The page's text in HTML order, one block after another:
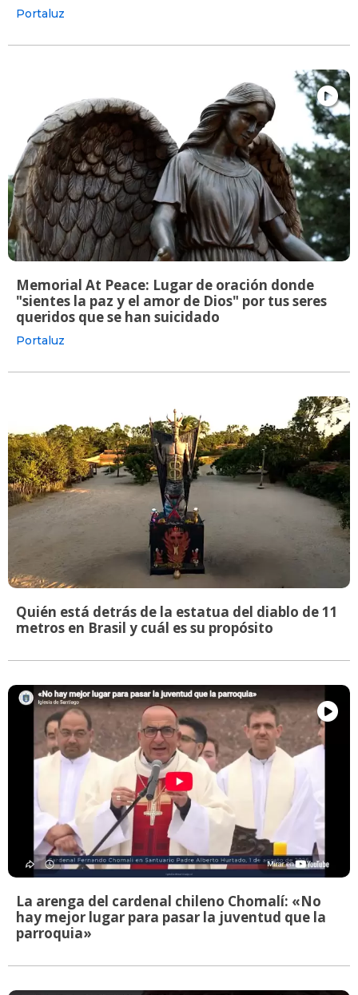
Portaluz
Memorial At Peace: Lugar de oración donde
"sientes la paz y el amor de Dios" por tus seres
queridos que se han suicidado
Portaluz
Quién está detrás de la estatua del diablo de 11
metros en Brasil y cuál es su propósito
La arenga del cardenal chileno Chomalí: «No
hay mejor lugar para pasar la juventud que la
parroquia»